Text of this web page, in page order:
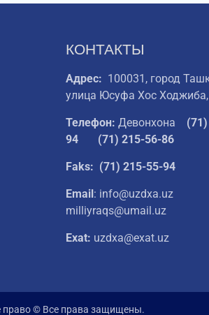
КОНТАКТЫ
Адрес: 100031, город
улица Юсуфа Хос
Телефон: Девонхона (
94
(71) 215-56-86
Faks: (71) 215-55-94
Email: info@uzdxa.uz
milliyraqs@umail.uz
Exat: uzdxa@exat.uz
право © Все права защищены.